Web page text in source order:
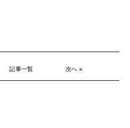
記事一覧 次へ »